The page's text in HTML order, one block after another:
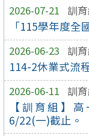
2026-07-21 訓
「115學年度全
2026-06-23 訓
114-2休業式流
2026-06-11 訓
【訓育組】
6/22(一)截止。